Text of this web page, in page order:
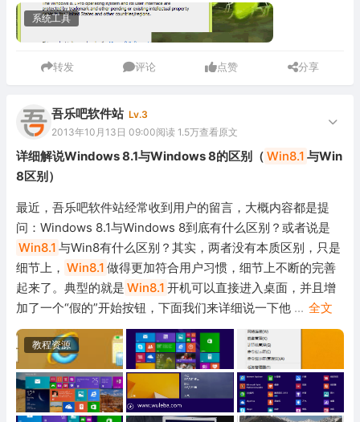
系统工具
转发 评论 点赞 分享
吾乐吧软件站 Lv.3
2013年10月13日 09:00阅读 1.5万查看原文
详细解说Windows 8.1与Windows 8的区别（ Win8.1 与Win
8区别）
最近，吾乐吧软件站经常收到用户的留言，大概内容都是提
问：Windows 8.1与Windows 8到底有什么区别？或者说是
Win8.1 与Win8有什么区别？其实，两者没有本质区别，只是
细节上， Win8.1 做得更加符合用户习惯，细节上不断的完善
起来了。典型的就是 Win8.1 开机可以直接进入桌面，并且增
加了一个“假的”开始按钮，下面我们来详细说一下他 ... 全文
教程资源